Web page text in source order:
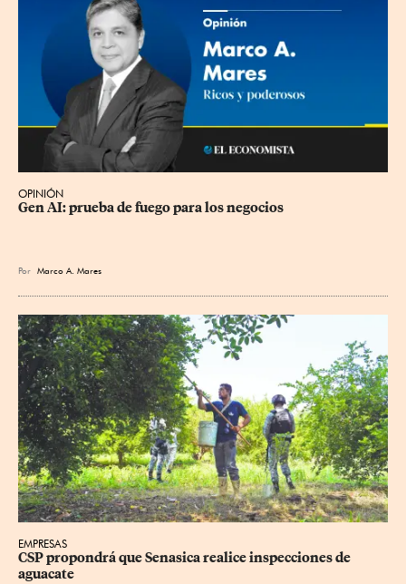
OPINIÓN
Gen AI: prueba de fuego para los negocios
Por Marco A. Mares
EMPRESAS
CSP propondrá que Senasica realice inspecciones de
aguacate